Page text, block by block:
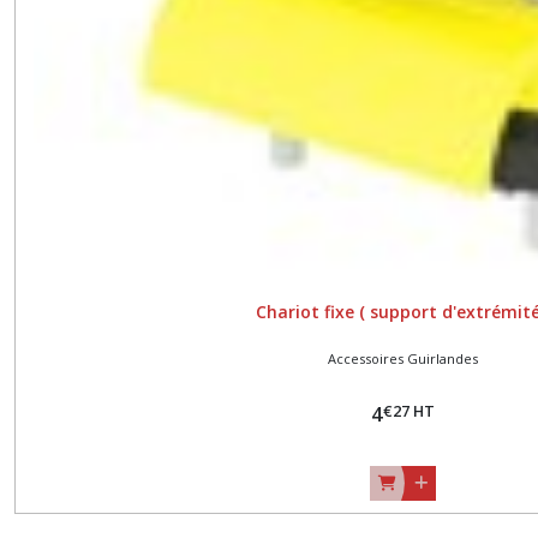
Chariot fixe ( support
Accessoires Guirlandes
4€27 HT